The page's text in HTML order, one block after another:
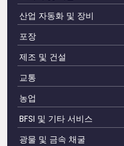
산업 자동화 및 장비
포장
제조 및 건설
교통
농업
BFSI 및 기타 서비스
광물 및 금속 채굴